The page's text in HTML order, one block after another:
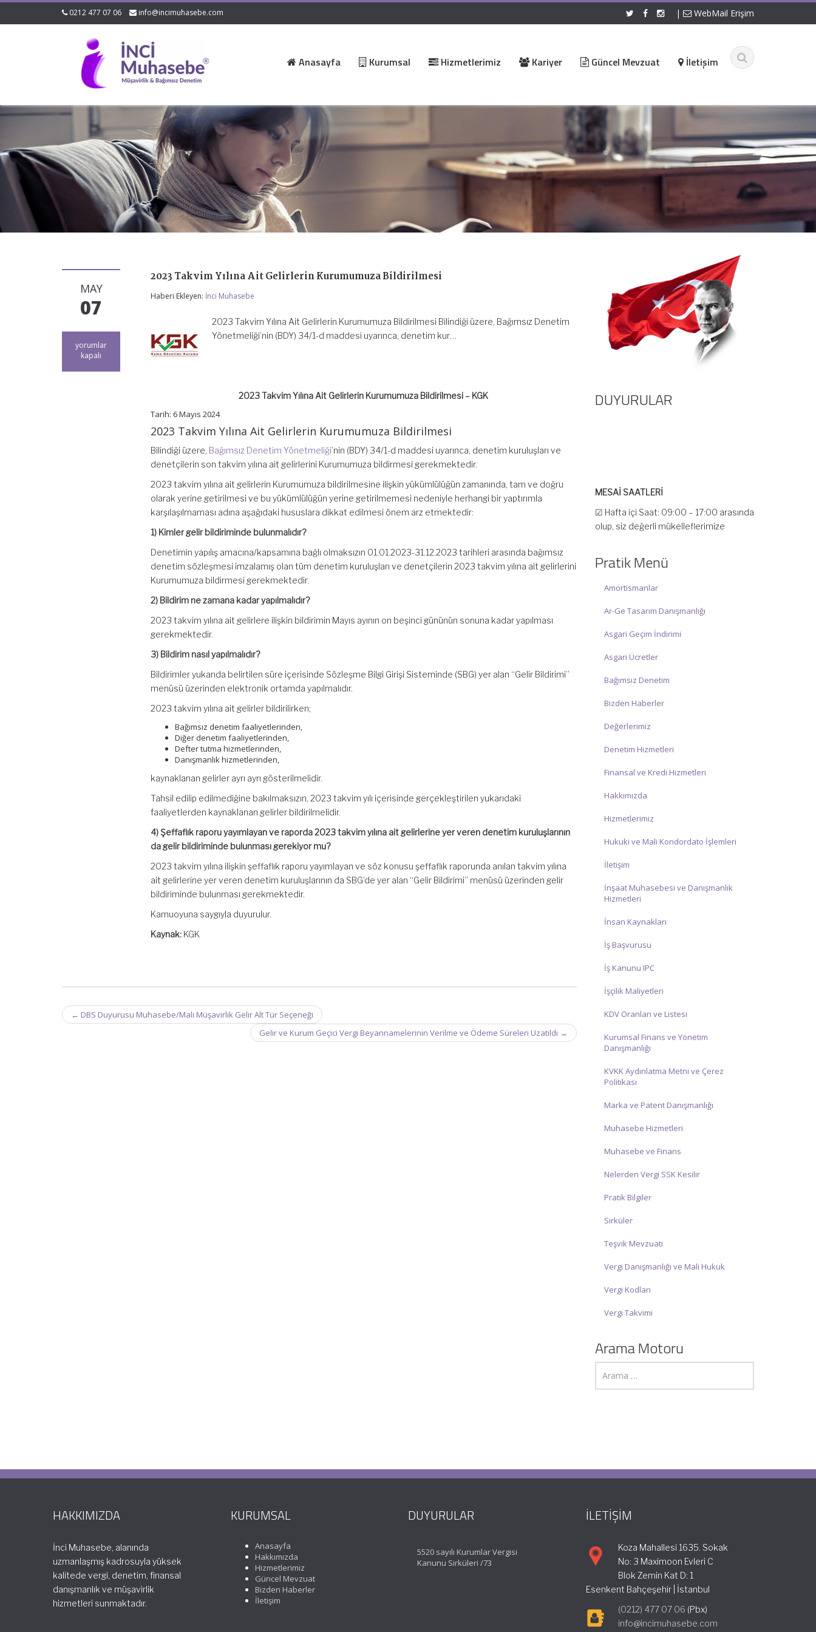
0212 477 07 06 info@incimuhasebe.com | WebMail Erişim
Anasayfa Kurumsal Hizmetlerimiz Kariyer Güncel Mevzuat İletişim
MAY
07
2023
Takvim
yorumlar
kapalı
2023 Takvim Yılına Ait Gelirlerin Kurumumuza Bildirilmesi
Haberi Ekleyen: İnci Muhasebe
2023 Takvim Yılına Ait Gelirlerin Kurumumuza Bildirilmesi Bilindiği üzere, Bağımsız Denetim
Yönetmeliği’nin (BDY) 34/1-d maddesi uyarınca, denetim kur…
2023 Takvim Yılına Ait Gelirlerin Kurumumuza Bildirilmesi – KGK
Tarih: 6 Mayıs 2024
2023 Takvim Yılına Ait Gelirlerin Kurumumuza Bildirilmesi
Bilindiği üzere, Bağımsız Denetim Yönetmeliği’nin (BDY) 34/1-d maddesi uyarınca, denetim kuruluşları ve
denetçilerin son takvim yılına ait gelirlerini Kurumumuza bildirmesi gerekmektedir.
2023 takvim yılına ait gelirlerin Kurumumuza bildirilmesine ilişkin yükümlülüğün zamanında, tam ve doğru
olarak yerine getirilmesi ve bu yükümlülüğün yerine getirilmemesi nedeniyle herhangi bir yaptırımla
karşılaşılmaması adına aşağıdaki hususlara dikkat edilmesi önem arz etmektedir:
1) Kimler gelir bildiriminde bulunmalıdır?
Denetimin yapılış amacına/kapsamına bağlı olmaksızın 01.01.2023-31.12.2023 tarihleri arasında bağımsız
denetim sözleşmesi imzalamış olan tüm denetim kuruluşları ve denetçilerin 2023 takvim yılına ait gelirlerini
Kurumumuza bildirmesi gerekmektedir.
2) Bildirim ne zamana kadar yapılmalıdır?
2023 takvim yılına ait gelirlere ilişkin bildirimin Mayıs ayının on beşinci gününün sonuna kadar yapılması
gerekmektedir.
3) Bildirim nasıl yapılmalıdır?
Bildirimler yukarıda belirtilen süre içerisinde Sözleşme Bilgi Girişi Sisteminde (SBG) yer alan “Gelir Bildirimi”
menüsü üzerinden elektronik ortamda yapılmalıdır.
2023 takvim yılına ait gelirler bildirilirken;
Bağımsız denetim faaliyetlerinden,
Diğer denetim faaliyetlerinden,
Defter tutma hizmetlerinden,
Danışmanlık hizmetlerinden,
kaynaklanan gelirler ayrı ayrı gösterilmelidir.
Tahsil edilip edilmediğine bakılmaksızın, 2023 takvim yılı içerisinde gerçekleştirilen yukarıdaki
faaliyetlerden kaynaklanan gelirler bildirilmelidir.
4) Şeffaflık raporu yayımlayan ve raporda 2023 takvim yılına ait gelirlerine yer veren denetim kuruluşlarının
da gelir bildiriminde bulunması gerekiyor mu?
2023 takvim yılına ilişkin şeffaflık raporu yayımlayan ve söz konusu şeffaflık raporunda anılan takvim yılına
ait gelirlerine yer veren denetim kuruluşlarının da SBG’de yer alan “Gelir Bildirimi” menüsü üzerinden gelir
bildiriminde bulunması gerekmektedir.
Kamuoyuna saygıyla duyurulur.
Kaynak: KGK
Post
navigation
← DBS Duyurusu Muhasebe/Mali Müşavirlik Gelir Alt Tür Seçeneği
Gelir ve Kurum Geçici Vergi Beyannamelerinin Verilme ve Ödeme Süreleri Uzatıldı →
DUYURULAR
olup, siz değerli mükelleflerimize
hizmet vermektedir.
10:00 – 15:00 arasında olup, siz değerli
MÜŞAVİRLİK Ailesi olarak teşekkür
Pratik Menü
Amortismanlar
Ar-Ge Tasarım Danışmanlığı
Asgari Geçim İndirimi
Asgari Ücretler
Bağımsız Denetim
Bizden Haberler
Değerlerimiz
Denetim Hizmetleri
Finansal ve Kredi Hizmetleri
Hakkımızda
Hizmetlerimiz
Hukuki ve Mali Kondordato İşlemleri
İletişim
İnşaat Muhasebesi ve Danışmanlık
Hizmetleri
İnsan Kaynakları
İş Başvurusu
İş Kanunu IPC
İşçilik Maliyetleri
KDV Oranları ve Listesi
Kurumsal Finans ve Yönetim
Danışmanlığı
KVKK Aydınlatma Metni ve Çerez
Politikası
Marka ve Patent Danışmanlığı
Muhasebe Hizmetleri
Muhasebe ve Finans
Nelerden Vergi SSK Kesilir
Pratik Bilgiler
Sirküler
Teşvik Mevzuatı
Vergi Danışmanlığı ve Mali Hukuk
Vergi Kodları
Vergi Takvimi
Arama Motoru
HAKKIMIZDA
İnci Muhasebe, alanında
uzmanlaşmış kadrosuyla yüksek
kalitede vergi, denetim, finansal
danışmanlık ve müşavirlik
hizmetleri sunmaktadır.
KURUMSAL
Anasayfa
Hakkımızda
Hizmetlerimiz
Güncel Mevzuat
Bizden Haberler
İletişim
DUYURULAR
5520 sayılı Kurumlar Vergisi
Kanunu Sirküleri /73
İLETİŞİM
Koza Mahallesi 1635. Sokak
No: 3 Maximoon Evleri C
Blok Zemin Kat D: 1
Esenkent Bahçeşehir | İstanbul
(0212) 477 07 06 (Pbx)
info@incimuhasebe.com